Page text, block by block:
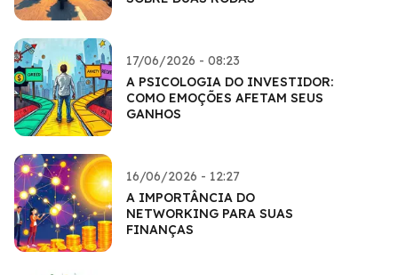
17/06/2026 - 08:23
A PSICOLOGIA DO INVESTIDOR:
COMO EMOÇÕES AFETAM SEUS
GANHOS
16/06/2026 - 12:27
A IMPORTÂNCIA DO
NETWORKING PARA SUAS
FINANÇAS